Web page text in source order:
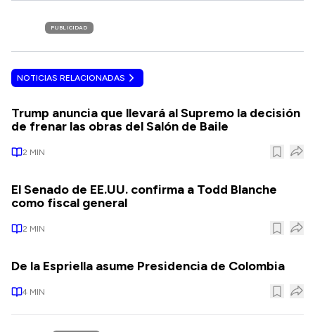
PUBLICIDAD
NOTICIAS RELACIONADAS
Trump anuncia que llevará al Supremo la decisión
de frenar las obras del Salón de Baile
2 MIN
El Senado de EE.UU. confirma a Todd Blanche
como fiscal general
2 MIN
De la Espriella asume Presidencia de Colombia
4 MIN